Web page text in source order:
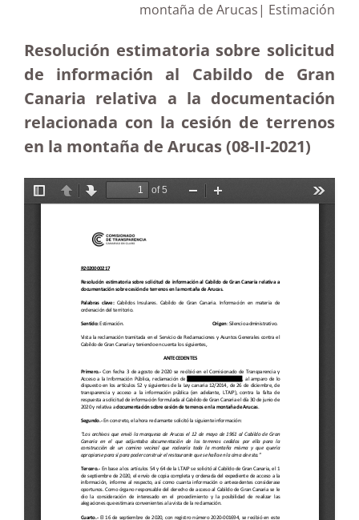
montaña de Arucas| Estimación
Resolución estimatoria sobre solicitud
de información al Cabildo de Gran
Canaria relativa a la documentación
relacionada con la cesión de terrenos
en la montaña de Arucas (08-II-2021)